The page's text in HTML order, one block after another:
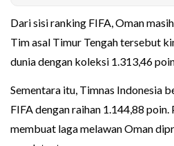
Dari sisi ranking FIFA, Oman
Tim asal Timur Tengah tersebut
dunia dengan koleksi 1.313,46
Sementara itu, Timnas Indonesia
FIFA dengan raihan 1.144,88
membuat laga melawan Oman